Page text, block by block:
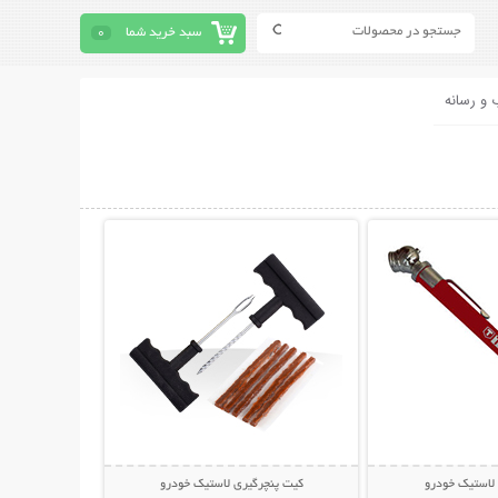
سبد خرید شما 0
و رسانه
لاستیک خودرو کیت پنچرگیری لاستیک خودرو